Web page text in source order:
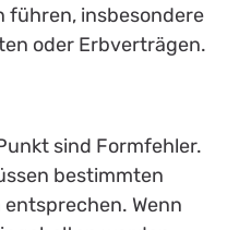
führen, insbesondere
oder Erbverträgen.
sind Formfehler.
bestimmten
Wenn